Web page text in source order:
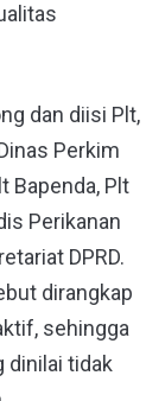
dan diisi Plt,
Perkim
Bapenda, Plt
Perikanan
DPRD.
dirangkap
sehingga
dinilai tidak